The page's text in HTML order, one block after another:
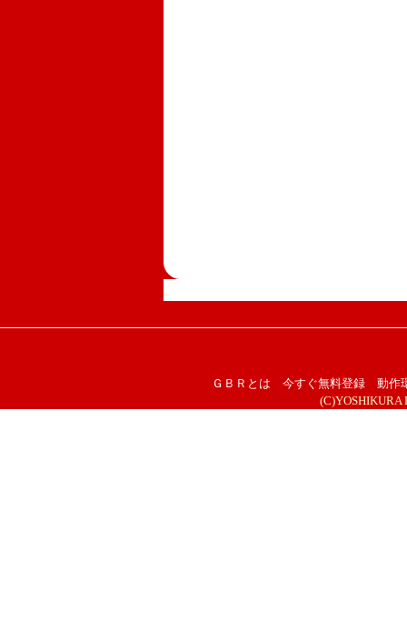
ＧＢＲとは 今すぐ無料登録
動作
(C)YOSHIKURA